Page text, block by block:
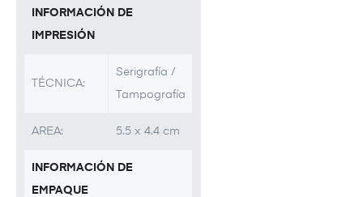
INFORMACIÓN DE
IMPRESIÓN
TÉCNICA:
Serigrafía /
Tampografía
AREA: 5.5 x 4.4 cm
INFORMACIÓN DE
EMPAQUE